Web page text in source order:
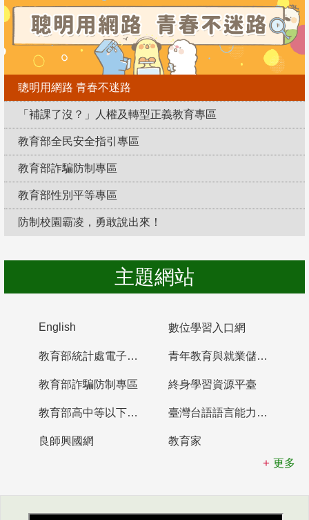
聰明用網路 青春不迷路
「補課了沒？」人權及轉型正義教育專區
教育部全民安全指引專區
教育部詐騙防制專區
教育部性別平等專區
防制校園霸凌，勇敢說出來！
主題網站
English 數位學習入口網
教育部統計處電子書櫃 青年教育與就業儲蓄帳戶
教育部詐騙防制專區 終身學習資源平臺
教育部高中等以下學校及幼兒園教師資格檢定考試 臺灣台語語言能力認證網站
良師興國網
教育家
更多